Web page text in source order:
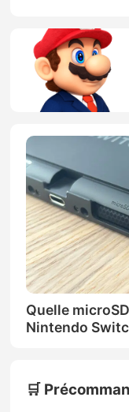
Quelle
Nintendo
🛒